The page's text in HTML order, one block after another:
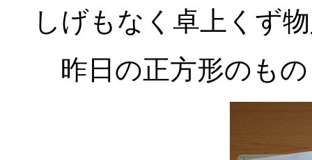
しげもなく卓上くず
昨日の正方形のも